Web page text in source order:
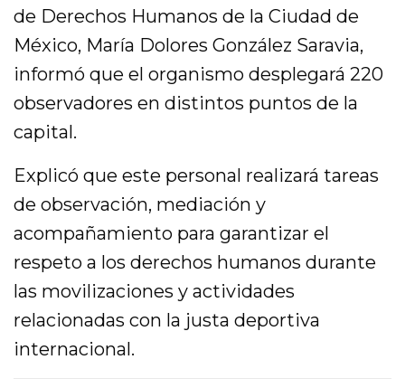
de Derechos Humanos de la Ciudad de
México, María Dolores González Saravia,
informó que el organismo desplegará 220
observadores en distintos puntos de la
capital.
Explicó que este personal realizará tareas
de observación, mediación y
acompañamiento para garantizar el
respeto a los derechos humanos durante
las movilizaciones y actividades
relacionadas con la justa deportiva
internacional.